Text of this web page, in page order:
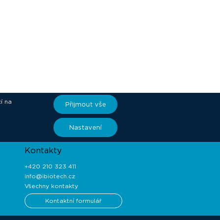
na
Přijmout vše
Nastavení
Kontakty
+420 210 323 411
info@ibiotech.cz
Všechny kontakty
Kontaktní formulář